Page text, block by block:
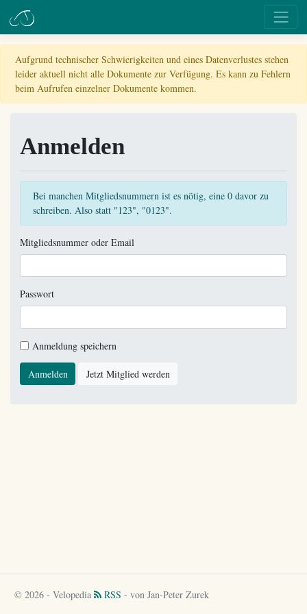
Aufgrund technischer Schwierigkeiten und eines Datenverlustes stehen
leider aktuell nicht alle Dokumente zur Verfügung. Es kann zu Fehlern
beim Aufrufen einzelner Dokumente kommen.
Anmelden
Bei manchen Mitgliedsnummern ist es nötig, eine 0 davor zu
schreiben. Also statt "123", "0123".
Mitgliedsnummer oder Email
Passwort
Anmeldung speichern
Anmelden Jetzt Mitglied werden
© 2026 - Velopedia RSS - von Jan-Peter Zurek